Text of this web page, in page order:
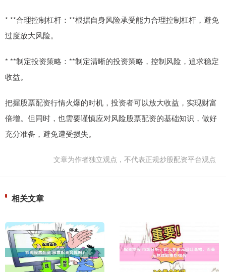
* **合理控制杠杆：**根据自身风险承受能力合理控制杠杆，避免
过度放大风险。
* **制定投资策略：**制定清晰的投资策略，控制风险，追求稳定
收益。
把握股票配资行情火爆的时机，投资者可以放大收益，实现财富
倍增。但同时，也需要谨慎应对风险股票配资的基础知识，做好
充分准备，避免遭受损失。
文章为作者独立观点，不代表正规炒股配资平台观点
相关文章